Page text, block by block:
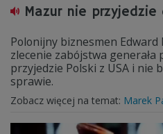
Mazur nie przyjedzie
Polonijny biznesmen
zlecenie zabójstwa generała
przyjedzie Polski z USA i nie
sprawie.
Zobacz więcej na temat: Marek